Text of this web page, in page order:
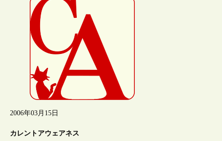
2006年03月15日
カレントアウェアネス